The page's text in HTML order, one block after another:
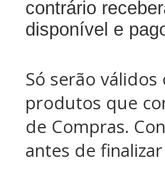
contrário
disponível e
Só serão válidos
produtos que
de Compras.
antes de